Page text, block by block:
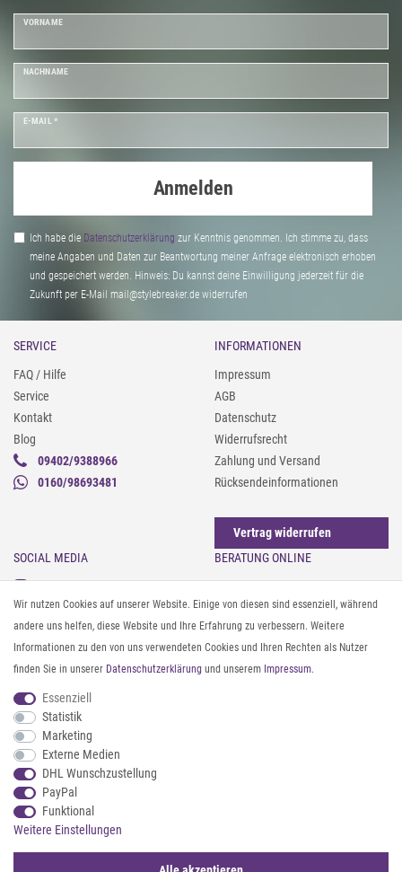
VORNAME
NACHNAME
E-MAIL *
Anmelden
Ich habe die Daten­schutz­erklärung zur Kenntnis genommen. Ich stimme zu, dass
meine Angaben und Daten zur Beantwortung meiner Anfrage elektronisch erhoben
und gespeichert werden. Hinweis: Du kannst deine Einwilligung jederzeit für die
Zukunft per E-Mail mail@stylebreaker.de widerrufen
SERVICE
FAQ / Hilfe
Service
Kontakt
Blog
09402/9388966
0160/98693481
INFORMATIONEN
Impressum
AGB
Datenschutz
Widerrufsrecht
Zahlung und Versand
Rücksendeinformationen
Vertrag widerrufen
SOCIAL MEDIA
Instagram
Facebook
Pinterest
Twitter
Youtube
Threads
BERATUNG ONLINE
Gürtel messen & kürzen
Sonnenbrillen & UV-Schutz
Textilpflege
Textil- und Material-Guide
Geldbörse richtig organisieren
ZAHLUNG & VERSAND
Wir nutzen Cookies auf unserer Website. Einige von diesen sind essenziell, während
andere uns helfen, diese Website und Ihre Erfahrung zu verbessern. Weitere
Informationen zu den von uns verwendeten Cookies und Ihren Rechten als Nutzer
finden Sie in unserer Daten­schutz­erklärung und unserem Impressum.
Essenziell
Statistik
Marketing
Externe Medien
DHL Wunschzustellung
PayPal
Funktional
Weitere Einstellungen